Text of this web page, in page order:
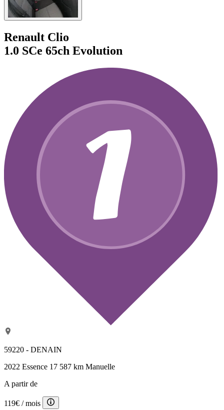
Renault Clio
1.0 SCe 65ch Evolution
59220 - DENAIN
2022 Essence 17 587 km Manuelle
A partir de
119€ / mois